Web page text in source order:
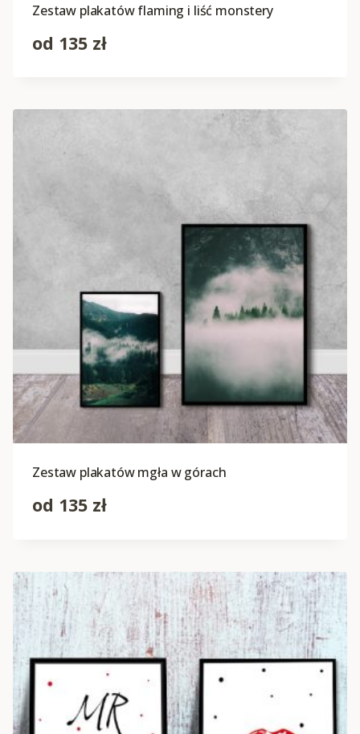
Zestaw plakatów flaming i liść monstery
od 135 zł
Zestaw plakatów mgła w górach
od 135 zł